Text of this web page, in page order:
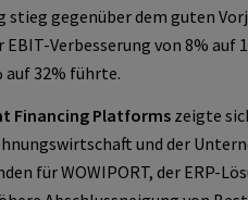
gegenüber dem guten
EBIT-Verbesserung von 8% auf
auf 32% führte.
Financing Platforms zeigte
und der
für WOWIPORT, der ERP-